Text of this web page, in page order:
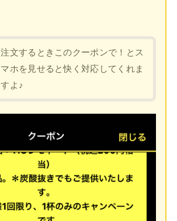
注文するときこのクーポンで！とス
マホを見せると快く対応してくれま
すよ♪